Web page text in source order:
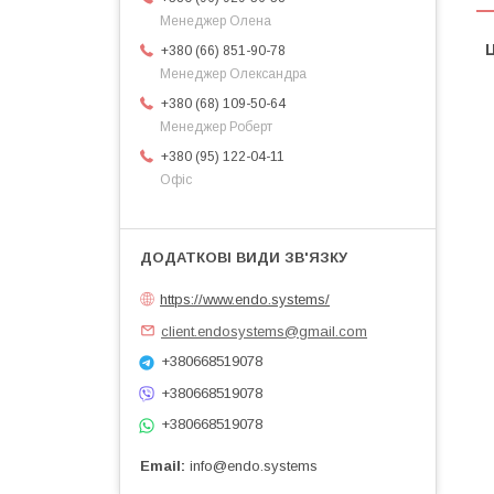
Менеджер Олена
+380 (66) 851-90-78
Менеджер Олександра
+380 (68) 109-50-64
Менеджер Роберт
+380 (95) 122-04-11
Офіс
https://www.endo.systems/
client.endosystems@gmail.com
+380668519078
+380668519078
+380668519078
Email info@endo.systems